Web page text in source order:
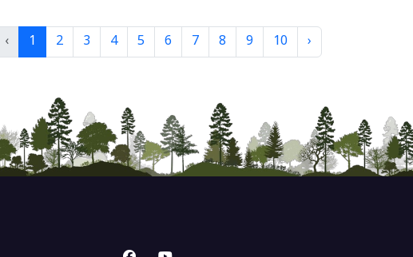
‹ 1 2 3 4 5 6 7 8 9 10 ›